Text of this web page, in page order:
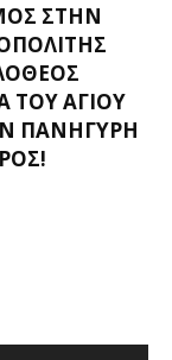
ΣΤΗΝ
ΤΟΥ ΑΓΊΟΥ
ΠΑΝΉΓΥΡΗ